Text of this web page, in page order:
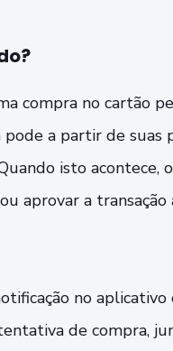
compra no cartão
a partir de
isto
aprovar a
no
de compra,